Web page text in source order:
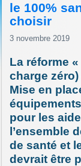
le 100%
choisir
3 novembre 2019
La réforme
charge
Mise en
pour les
l’ensemble
de santé et
devrait être